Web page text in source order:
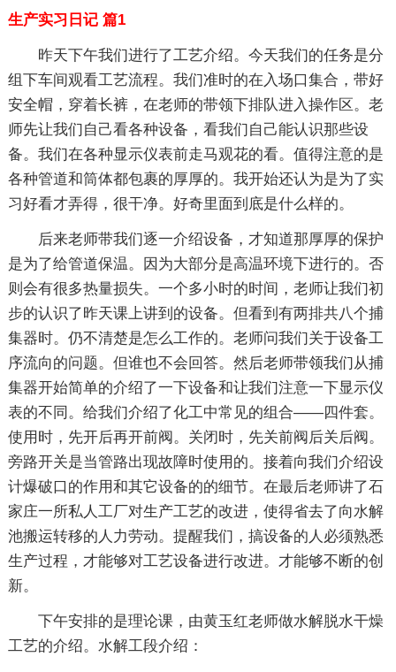
生产实习日记 篇1
昨天下午我们进行了工艺介绍。今天我们的任务是分
组下车间观看工艺流程。我们准时的在入场口集合，带好
安全帽，穿着长裤，在老师的带领下排队进入操作区。老
师先让我们自己看各种设备，看我们自己能认识那些设
备。我们在各种显示仪表前走马观花的看。值得注意的是
各种管道和筒体都包裹的厚厚的。我开始还认为是为了实
习好看才弄得，很干净。好奇里面到底是什么样的。
后来老师带我们逐一介绍设备，才知道那厚厚的保护
是为了给管道保温。因为大部分是高温环境下进行的。否
则会有很多热量损失。一个多小时的时间，老师让我们初
步的认识了昨天课上讲到的设备。但看到有两排共八个捕
集器时。仍不清楚是怎么工作的。老师问我们关于设备工
序流向的问题。但谁也不会回答。然后老师带领我们从捕
集器开始简单的介绍了一下设备和让我们注意一下显示仪
表的不同。给我们介绍了化工中常见的组合——四件套。
使用时，先开后再开前阀。关闭时，先关前阀后关后阀。
旁路开关是当管路出现故障时使用的。接着向我们介绍设
计爆破口的作用和其它设备的的细节。在最后老师讲了石
家庄一所私人工厂对生产工艺的改进，使得省去了向水解
池搬运转移的人力劳动。提醒我们，搞设备的人必须熟悉
生产过程，才能够对工艺设备进行改进。才能够不断的创
新。
下午安排的是理论课，由黄玉红老师做水解脱水干燥
工艺的介绍。水解工段介绍：